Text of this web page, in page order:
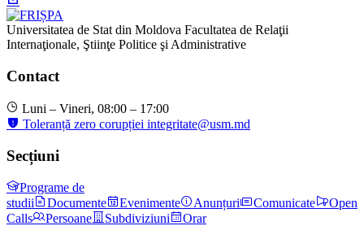
Universitatea de Stat din Moldova Facultatea de Relaţii
Internaţionale, Ştiinţe Politice şi Administrative
Contact
Luni – Vineri, 08:00 – 17:00
Toleranță zero corupției integritate@usm.md
Secțiuni
Programe de
studii
Documente Evenimente Anunțuri Comunicate
Open
Calls
Persoane Subdiviziuni Orar